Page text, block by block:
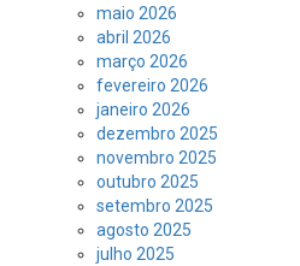
maio 2026
abril 2026
março 2026
fevereiro 2026
janeiro 2026
dezembro 2025
novembro 2025
outubro 2025
setembro 2025
agosto 2025
julho 2025